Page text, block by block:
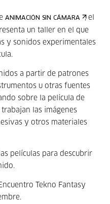
ANIMACIÓN SIN CÁMARA
, el
un taller en el que
y sonidos experimentales
a partir de patrones
u otras fuentes
sobre la película de
las imágenes
y otros materiales
películas para descubrir
Tekno Fantasy